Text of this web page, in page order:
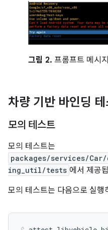
그림 2. 프롬프트 메시지
차량 기반 바인딩
모의 테스트
모의 테스트는
packages/services/
ing_util/tests 에서 제공
모의 테스트는 다음으로 실행